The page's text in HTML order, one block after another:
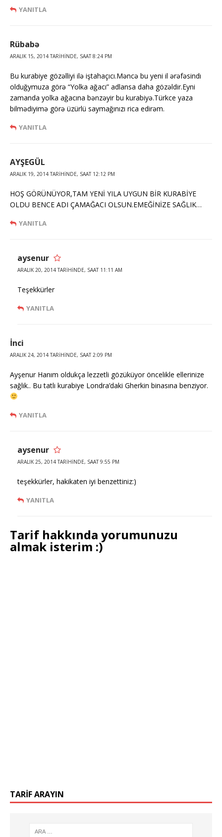
YANITLA
Rübabə
ARALIK 15, 2014 TARIHINDE, SAAT 8:24 PM
Bu kurabiye gözəlliyi ilə iştahaçıcı.Məncə bu yeni il ərəfəsindı
olduğymuza görə “Yolka ağacı” adlansa daha gözəldir.Eyni
zamanda yolka ağacına bənzəyir bu kurabiyə.Türkce yaza
bilmədiyimə görə üzürlü saymağınızı rica edirəm.
YANITLA
AYŞEGÜL
ARALIK 19, 2014 TARIHINDE, SAAT 12:12 PM
HOŞ GÖRÜNÜYOR,TAM YENİ YILA UYGUN BİR KURABİYE
OLDU BENCE ADI ÇAMAĞACI OLSUN.EMEĞİNİZE SAĞLIK…
YANITLA
aysenur
ARALIK 20, 2014 TARIHINDE, SAAT 11:11 AM
Teşekkürler
YANITLA
İnci
ARALIK 24, 2014 TARIHINDE, SAAT 2:09 PM
Ayşenur Hanım oldukça lezzetli gözüküyor öncelikle ellerinize
sağlık.. Bu tatlı kurabiye Londra’daki Gherkin binasına benziyor.
YANITLA
aysenur
ARALIK 25, 2014 TARIHINDE, SAAT 9:55 PM
teşekkürler, hakikaten iyi benzettiniz:)
YANITLA
Tarif hakkında yorumunuzu
almak isterim :)
TARIF ARAYIN